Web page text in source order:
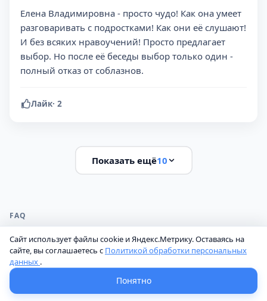
Елена Владимировна - просто чудо! Как она умеет
разговаривать с подростками! Как они её слушают!
И без всяких нравоучений! Просто предлагает
выбор. Но после её беседы выбор только один -
полный отказ от соблазнов.
Лайк· 2
Показать ещё10
FAQ
Часто задаваемые вопросы
Сайт использует файлы cookie и Яндекс.Метрику. Оставаясь на
сайте, вы соглашаетесь с Политикой обработки персональных
данных .
Понятно